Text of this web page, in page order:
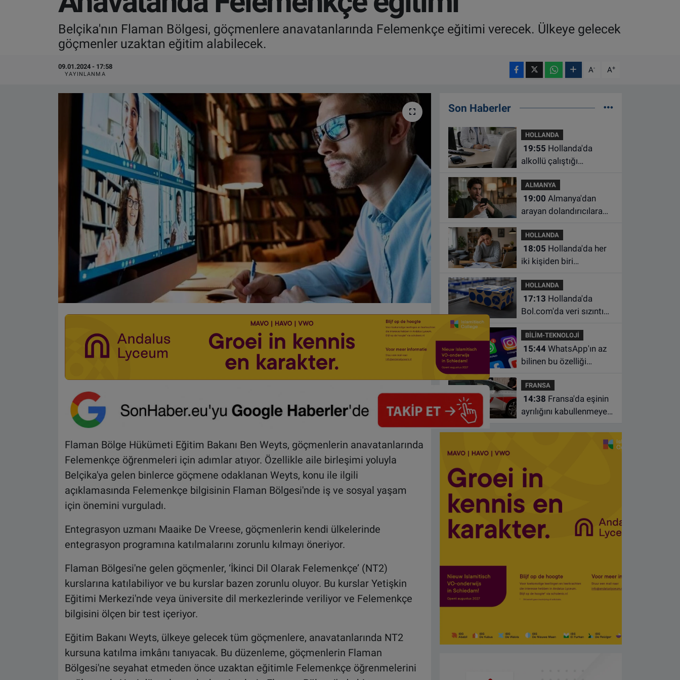
Belçika'nın Flaman Bölgesi, göçmenlere anavatanlarında Felemenkçe eğitimi verecek. Ülkeye gelecek
göçmenler uzaktan eğitim alabilecek.
09.01.2024 - 17:58
YAYINLANMA A- A+
Flaman Bölge Hükümeti Eğitim Bakanı Ben Weyts, göçmenlerin anavatanlarında
Felemenkçe öğrenmeleri için adımlar atıyor. Özellikle aile birleşimi yoluyla
Belçika'ya gelen binlerce göçmene odaklanan Weyts, konu ile ilgili
açıklamasında Felemenkçe bilgisinin Flaman Bölgesi'nde iş ve sosyal yaşam
için önemini vurguladı.
Entegrasyon uzmanı Maaike De Vreese, göçmenlerin kendi ülkelerinde
entegrasyon programına katılmalarını zorunlu kılmayı öneriyor.
Flaman Bölgesi'ne gelen göçmenler, ‘İkinci Dil Olarak Felemenkçe’ (NT2)
kurslarına katılabiliyor ve bu kurslar bazen zorunlu oluyor. Bu kurslar Yetişkin
Eğitimi Merkezi'nde veya üniversite dil merkezlerinde veriliyor ve Felemenkçe
bilgisini ölçen bir test içeriyor.
Eğitim Bakanı Weyts, ülkeye gelecek tüm göçmenlere, anavatanlarında NT2
kursuna katılma imkânı tanıyacak. Bu düzenleme, göçmenlerin Flaman
Bölgesi'ne seyahat etmeden önce uzaktan eğitimle Felemenkçe öğrenmelerini
Son Haberler
HOLLANDA
19:55
alkollü çalıştığı
çalışma yasağı
ALMANYA
19:00
arayan dolandırıcılara
HOLLANDA
18:05
iki kişiden biri
HOLLANDA
17:13
Bol.com'da veri sızıntısı:
geçirilmiş olabilir
BİLİM-TEKNOLOJİ
15:44WhatsApp'ın az
bilinen bu özelliği
hale getiriyor
FRANSA
14:38
ayrılığını kabullenmeyen
ALGEMENE VOORWAARDEN
CONTACT
Çerez Politikası